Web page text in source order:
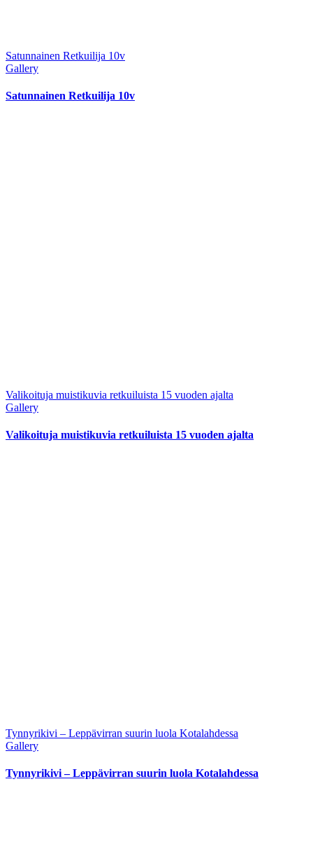
Satunnainen Retkuilija 10v
Gallery
Satunnainen Retkuilija 10v
Valikoituja muistikuvia retkuiluista 15 vuoden ajalta
Gallery
Valikoituja muistikuvia retkuiluista 15 vuoden ajalta
Tynnyrikivi – Leppävirran suurin luola Kotalahdessa
Gallery
Tynnyrikivi – Leppävirran suurin luola Kotalahdessa